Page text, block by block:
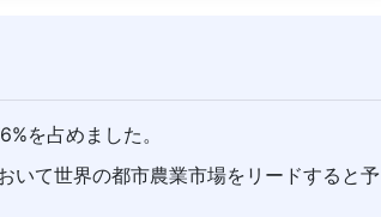
を占めました。
いて世界の都市農業市場をリードすると予